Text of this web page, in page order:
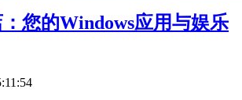
您的Windows应用与娱乐